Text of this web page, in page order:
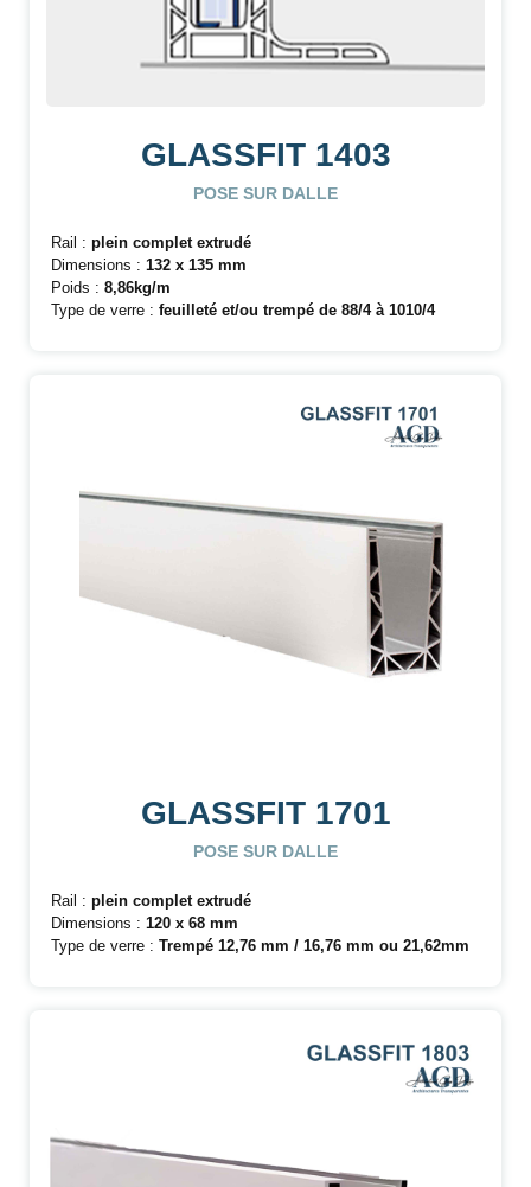
GLASSFIT 1403
POSE SUR DALLE
Rail : plein complet extrudé
Dimensions : 132 x 135 mm
Poids : 8,86kg/m
Type de verre : feuilleté et/ou trempé de 88/4 à 1010/4
GLASSFIT 1701
POSE SUR DALLE
Rail : plein complet extrudé
Dimensions : 120 x 68 mm
Type de verre : Trempé 12,76 mm / 16,76 mm ou 21,62mm